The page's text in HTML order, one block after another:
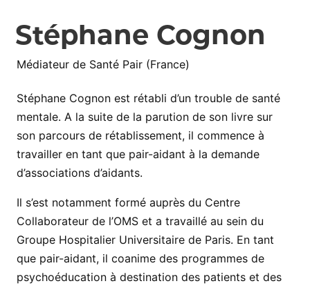
Stéphane Cognon
Médiateur de Santé Pair (France)
Stéphane Cognon est rétabli d’un trouble de santé
mentale. A la suite de la parution de son livre sur
son parcours de rétablissement, il commence à
travailler en tant que pair-aidant à la demande
d’associations d’aidants.
Il s’est notamment formé auprès du Centre
Collaborateur de l’OMS et a travaillé au sein du
Groupe Hospitalier Universitaire de Paris. En tant
que pair-aidant, il coanime des programmes de
psychoéducation à destination des patients et des